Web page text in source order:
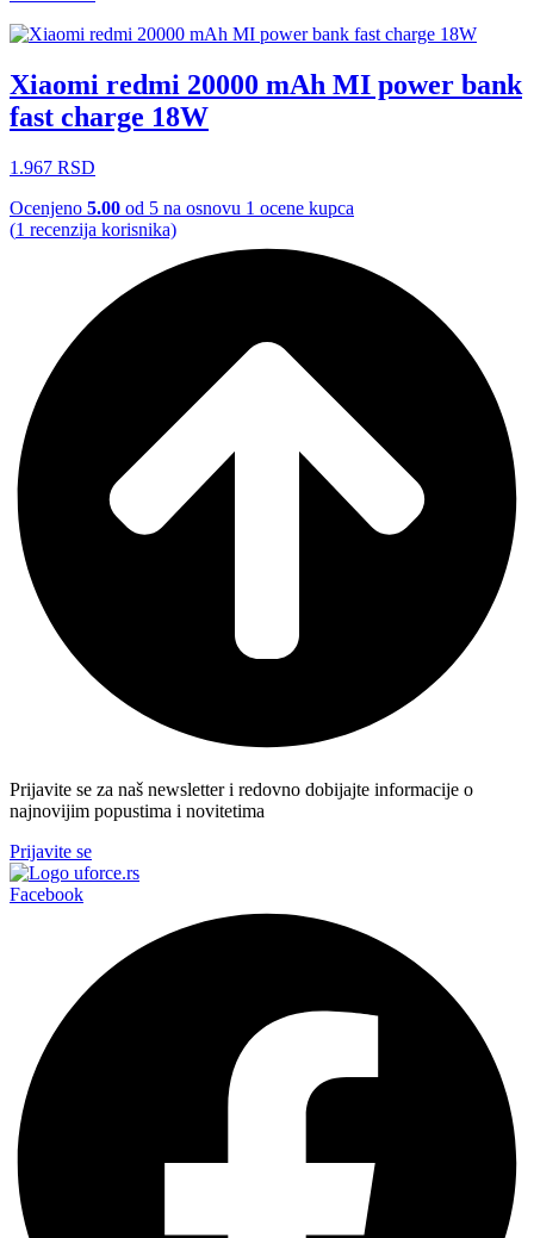
Xiaomi redmi 20000 mAh MI power bank
fast charge 18W
1.967 RSD
Ocenjeno 5.00 od 5 na osnovu 1 ocene kupca
(1 recenzija korisnika)
Prijavite se za naš newsletter i redovno dobijajte informacije o
najnovijim popustima i novitetima
Prijavite se
Facebook